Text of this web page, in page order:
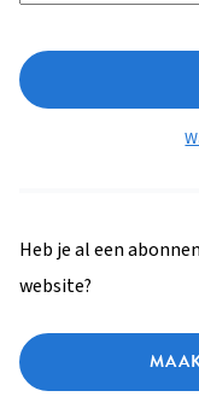
Heb je al een
website?